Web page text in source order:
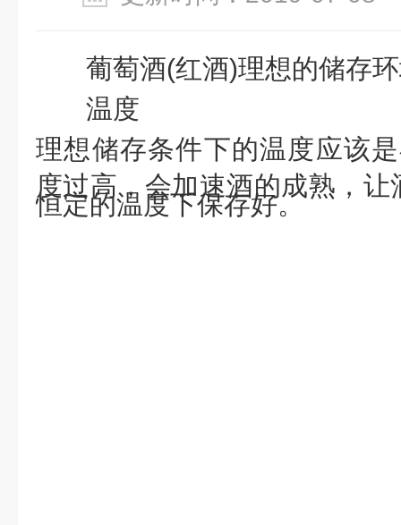
葡萄酒(红酒)理想的储存
温度
理想储存条件下的温度应该
度过高，会加速酒的成熟，让
恒定的温度下保存好。